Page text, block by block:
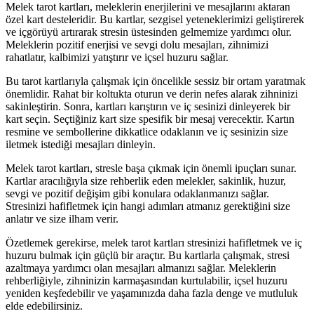
Melek tarot kartları, meleklerin enerjilerini ve mesajlarını aktaran
özel kart desteleridir. Bu kartlar, sezgisel yeteneklerimizi geliştirerek
ve içgörüyü artırarak stresin üstesinden gelmemize yardımcı olur.
Meleklerin pozitif enerjisi ve sevgi dolu mesajları, zihnimizi
rahatlatır, kalbimizi yatıştırır ve içsel huzuru sağlar.
Bu tarot kartlarıyla çalışmak için öncelikle sessiz bir ortam yaratmak
önemlidir. Rahat bir koltukta oturun ve derin nefes alarak zihninizi
sakinleştirin. Sonra, kartları karıştırın ve iç sesinizi dinleyerek bir
kart seçin. Seçtiğiniz kart size spesifik bir mesaj verecektir. Kartın
resmine ve sembollerine dikkatlice odaklanın ve iç sesinizin size
iletmek istediği mesajları dinleyin.
Melek tarot kartları, stresle başa çıkmak için önemli ipuçları sunar.
Kartlar aracılığıyla size rehberlik eden melekler, sakinlik, huzur,
sevgi ve pozitif değişim gibi konulara odaklanmanızı sağlar.
Stresinizi hafifletmek için hangi adımları atmanız gerektiğini size
anlatır ve size ilham verir.
Özetlemek gerekirse, melek tarot kartları stresinizi hafifletmek ve iç
huzuru bulmak için güçlü bir araçtır. Bu kartlarla çalışmak, stresi
azaltmaya yardımcı olan mesajları almanızı sağlar. Meleklerin
rehberliğiyle, zihninizin karmaşasından kurtulabilir, içsel huzuru
yeniden keşfedebilir ve yaşamınızda daha fazla denge ve mutluluk
elde edebilirsiniz.